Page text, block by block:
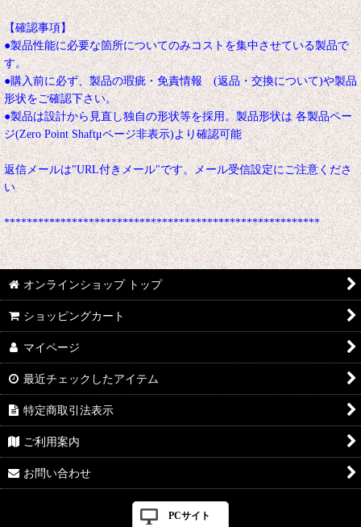
【確認事項】
●製品性能に必要な箇所についてのみコストを集中させている製品で
す。
●購入前に必ず、製品の瑕疵・免責情報 (返品・交換について)や製品
形状をご確認下さい。
●製品は設計から見直し独自の形状等を採用。製品形状は 各製品ペー
ジ(Zero Point Shaftμページ非表示)より確認可能
返信メールは"URL付きメール"です。メール受信設定にご注意くださ
い
********************************************************
オンラインショップ トップ
ショッピングカート
マイページ
最近チェックしたアイテム
特定商取引法表示
ご利用案内
お問い合わせ
PCサイト